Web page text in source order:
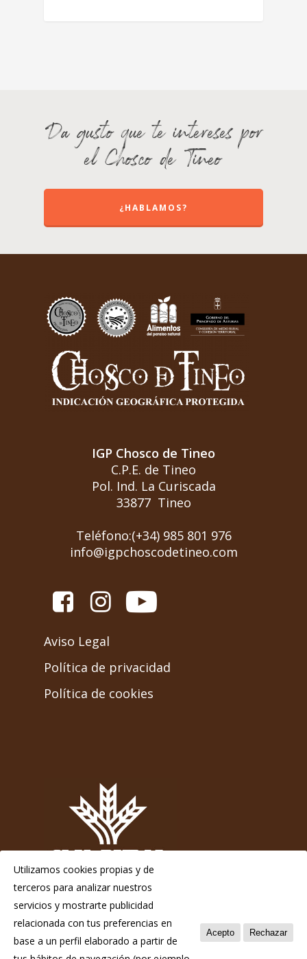
Da gusto que te intereses por
el Chosco de Tineo
¿HABLAMOS?
IGP Chosco de Tineo
C.P.E. de Tineo
Pol. Ind. La Curiscada
33877 Tineo
Teléfono:(+34) 985 801 976
info@igpchoscodetineo.com
Aviso Legal
Política de privacidad
Política de cookies
© 2026 Chosco de Tineo - Indicación Geográfica
Utilizamos cookies propias y de
terceros para analizar nuestros
servicios y mostrarte publicidad
relacionada con tus preferencias en
base a un perfil elaborado a partir de
Acepto Rechazar